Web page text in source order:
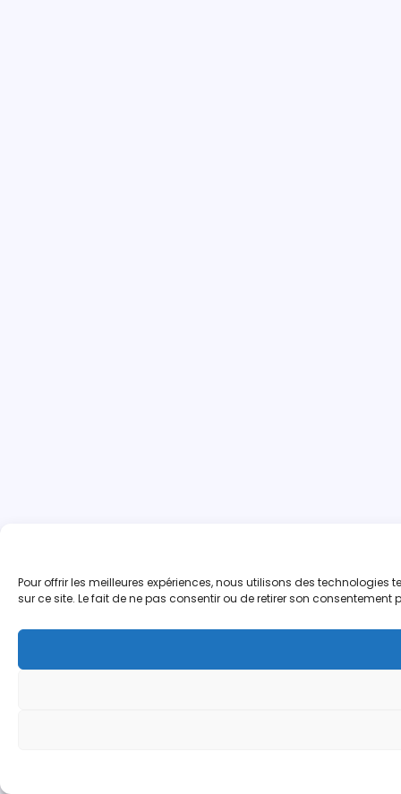
Pour offrir les meilleures expériences, nous utilisons des
sur ce site. Le fait de ne pas consentir ou de retirer son